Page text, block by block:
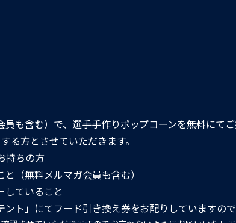
も含む）で、選手手作りポップコーンを無料にてご
る方とさせていただきます。
持ちの方
（無料メルマガ会員も含む）
していること
ト」にてフード引き換え券をお配りしていますの